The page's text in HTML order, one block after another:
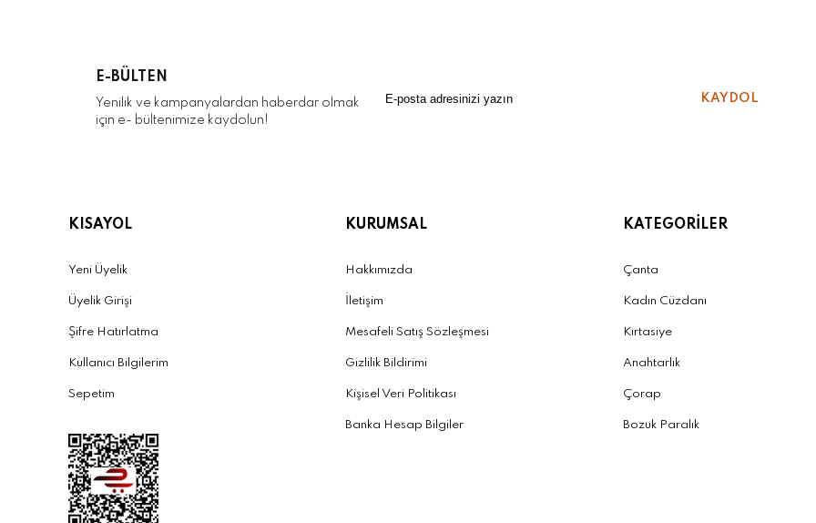
E-BÜLTEN
Yenilik ve kampanyalardan haberdar olmak
için e- bültenimize kaydolun!
KAYDOL
KISAYOL
Yeni Üyelik
Üyelik Girişi
Şifre Hatırlatma
Kullanıcı Bilgilerim
Sepetim
KURUMSAL
Hakkımızda
İletişim
Mesafeli Satış Sözleşmesi
Gizlilik Bildirimi
Kişisel Veri Politikası
Banka Hesap Bilgiler
KATEGORİLER
Çanta
Kadın Cüzdanı
Kırtasiye
Anahtarlık
Çorap
Bozuk Paralık